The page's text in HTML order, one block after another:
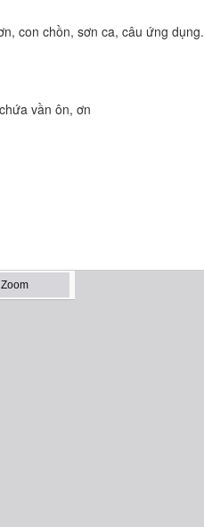
con chồn, sơn ca, câu ứng dụng.
vần ôn, ơn